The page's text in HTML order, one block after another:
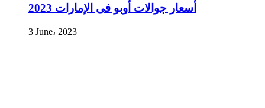
أسعار جوالات أوبو فى الإمارات 2023
3 June، 2023